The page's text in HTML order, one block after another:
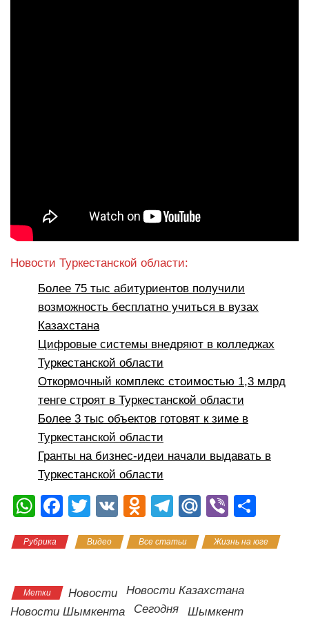
Новости Туркестанской области:
Более 75 тыс абитуриентов получили
возможность бесплатно учиться в вузах
Казахстана
Цифровые системы внедряют в колледжах
Туркестанской области
Откормочный комплекс стоимостью 1,3 млрд
тенге строят в Туркестанской области
Более 3 тыс объектов готовят к зиме в
Туркестанской области
Гранты на бизнес-идеи начали выдавать в
Туркестанской области
W
at
A
p
F
c
b
o
T
tt
V
O
n
kl
a
T
e
a
m
M
.R
Vi
er р
Рубрика Видео Все статьи
Жизнь на юге
Метки Новости
Новости Казахстана
Новости Шымкента
Сегодня Шымкент